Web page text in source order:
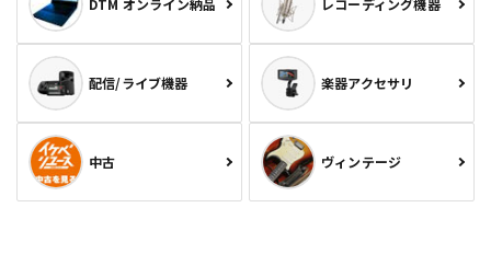
DTM オンライン納品 レコーディング機器
配信/ライブ機器 楽器アクセサリ
中古 ヴィンテージ